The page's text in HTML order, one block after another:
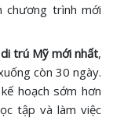
chương trình mới
trú Mỹ mới nhất,
còn 30 ngày.
hoạch sớm hơn
tập và làm việc